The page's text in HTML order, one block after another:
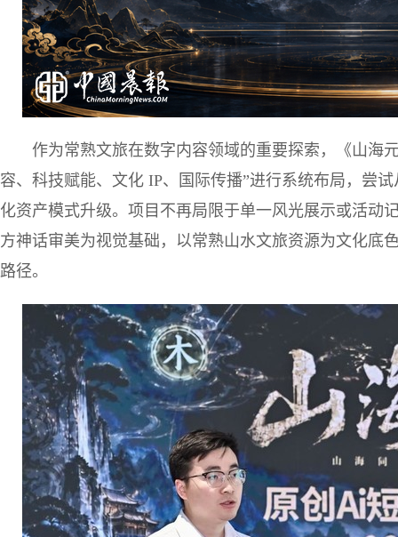
作为常熟文旅在数字内容领域的重要探索，《山海
容、科技赋能、文化 IP、国际传播”进行系统布局，尝
化资产模式升级。项目不再局限于单一风光展示或活动
方神话审美为视觉基础，以常熟山水文旅资源为文化底
路径。